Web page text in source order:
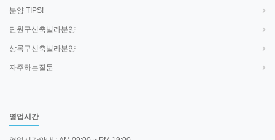
분양 TIPS!
단원구신축빌라분양
상록구신축빌라분양
자주하는질문
영업시간